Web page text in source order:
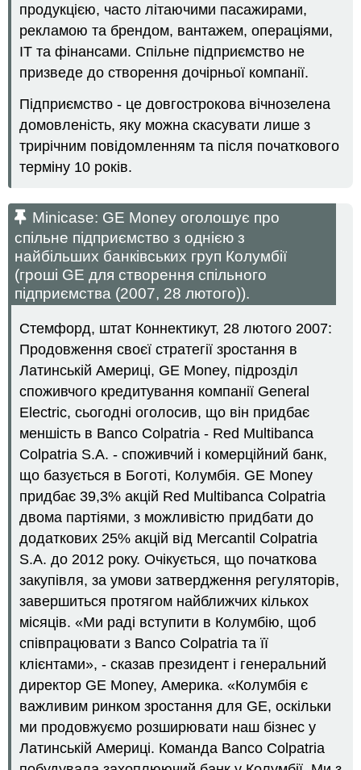
продукцією, часто літаючими пасажирами,
рекламою та брендом, вантажем, операціями,
ІТ та фінансами. Спільне підприємство не
призведе до створення дочірньої компанії.
Підприємство - це довгострокова вічнозелена
домовленість, яку можна скасувати лише з
трирічним повідомленням та після початкового
терміну 10 років.
Minicase: GE Money оголошує про
спільне підприємство з однією з
найбільших банківських груп Колумбії
(гроші GE для створення спільного
підприємства (2007, 28 лютого)).
Стемфорд, штат Коннектикут, 28 лютого 2007:
Продовження своєї стратегії зростання в
Латинській Америці, GE Money, підрозділ
споживчого кредитування компанії General
Electric, сьогодні оголосив, що він придбає
меншість в Banco Colpatria - Red Multibanca
Colpatria S.A. - споживчий і комерційний банк,
що базується в Боготі, Колумбія. GE Money
придбає 39,3% акцій Red Multibanca Colpatria
двома партіями, з можливістю придбати до
додаткових 25% акцій від Mercantil Colpatria
S.A. до 2012 року. Очікується, що початкова
закупівля, за умови затвердження регуляторів,
завершиться протягом найближчих кількох
місяців. «Ми раді вступити в Колумбію, щоб
співпрацювати з Banco Colpatria та її
клієнтами», - сказав президент і генеральний
директор GE Money, Америка. «Колумбія є
важливим ринком зростання для GE, оскільки
ми продовжуємо розширювати наш бізнес у
Латинській Америці. Команда Banco Colpatria